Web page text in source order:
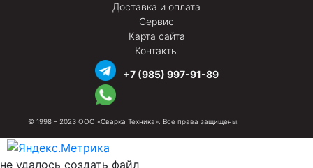
Доставка и оплата
Сервис
Карта сайта
Контакты
+7 (985) 997-91-89
© 1998 – 2023 ООО «Сварка Техника». Все права защищены.
не удалось создать файл